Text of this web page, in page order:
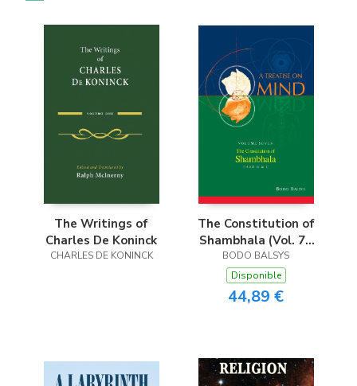
The Writings of
Charles De Koninck
CHARLES DE KONINCK
The Constitution of
Shambhala (Vol. 7B
of a Treatise on
Mind)
BODO BALSYS
Disponible
44,89 €